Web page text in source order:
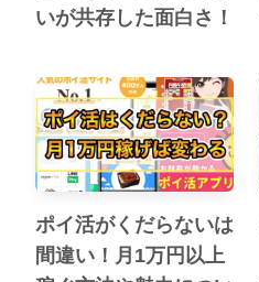
いが共存した面白さ！
ポイ活がくだらないは
間違い！月1万円以上